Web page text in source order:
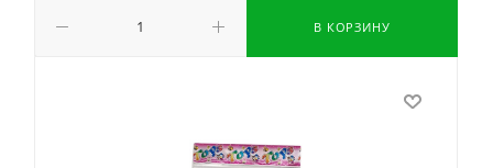
В КОРЗИНУ